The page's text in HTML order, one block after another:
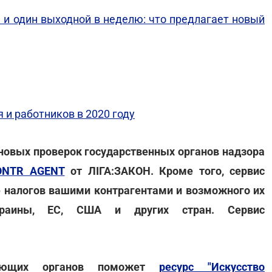
один выходной в неделю: что предлагает новый
работников в 2020 году
проверок государственных органов надзора
AGENTот ЛІГА:ЗАКОН. Кроме того, сервис
вашими контрагентами и возможного их
ЕС, США и других стран. Сервис
органов поможет ресурс "Искусство